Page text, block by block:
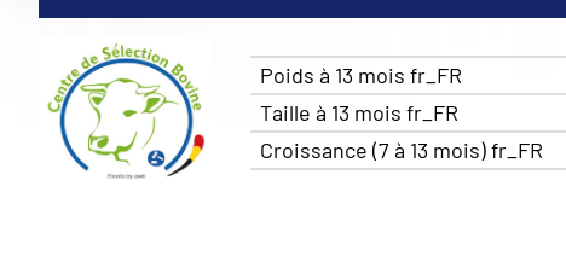
Poids à 13 mois fr_FR
Taille à 13 mois fr_FR
Croissance (7 à 13 mois) fr_FR